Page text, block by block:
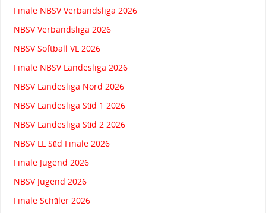
Finale NBSV Verbandsliga 2026
NBSV Verbandsliga 2026
NBSV Softball VL 2026
Finale NBSV Landesliga 2026
NBSV Landesliga Nord 2026
NBSV Landesliga Süd 1 2026
NBSV Landesliga Süd 2 2026
NBSV LL Süd Finale 2026
Finale Jugend 2026
NBSV Jugend 2026
Finale Schüler 2026